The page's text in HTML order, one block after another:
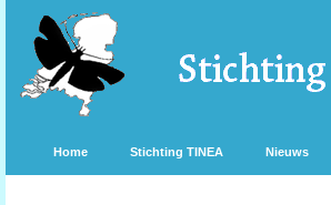
Home Stichting TINEA Nieuws